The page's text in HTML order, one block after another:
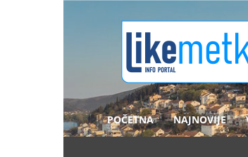
POČETNA NAJNOVIJE